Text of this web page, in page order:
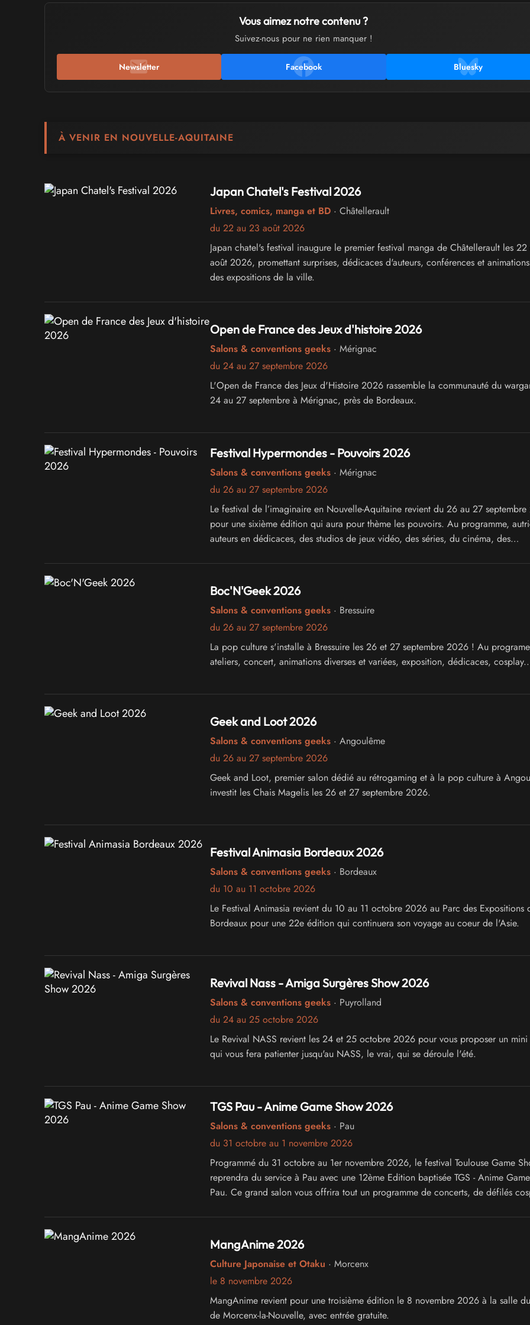
Vous aimez notre contenu ?
Suivez-nous pour ne rien manquer !
Newsletter Facebook Bluesky
À VENIR EN NOUVELLE-AQUITAINE
Japan Chatel's Festival 2026
Livres, comics, manga et BD· Châtellerault
du 22 au 23 août 2026
Japan chatel's festival inaugure le premier festival manga de Châtellerault les
août 2026, promettant surprises, dédicaces d'auteurs, conférences et
des expositions de la ville.
Open de France des Jeux d'histoire 2026
Salons & conventions geeks· Mérignac
du 24 au 27 septembre 2026
L'Open de France des Jeux d'Histoire 2026 rassemble la communauté du
24 au 27 septembre à Mérignac, près de Bordeaux.
Festival Hypermondes - Pouvoirs 2026
Salons & conventions geeks· Mérignac
du 26 au 27 septembre 2026
Le festival de l’imaginaire en Nouvelle-Aquitaine revient du 26 au 27
pour une sixième édition qui aura pour thème les pouvoirs. Au programme,
auteurs en dédicaces, des studios de jeux vidéo, des séries, du cinéma, des
Boc'N'Geek 2026
Salons & conventions geeks· Bressuire
du 26 au 27 septembre 2026
La pop culture s'installe à Bressuire les 26 et 27 septembre 2026 ! Au
ateliers, concert, animations diverses et variées, exposition, dédicaces,
Geek and Loot 2026
Salons & conventions geeks· Angoulême
du 26 au 27 septembre 2026
Geek and Loot, premier salon dédié au rétrogaming et à la pop culture à
investit les Chais Magelis les 26 et 27 septembre 2026.
Festival Animasia Bordeaux 2026
Salons & conventions geeks· Bordeaux
du 10 au 11 octobre 2026
Le Festival Animasia revient du 10 au 11 octobre 2026 au Parc des Expositions de
Bordeaux pour une 22e édition qui continuera son voyage au coeur de l'Asie.
Revival Nass - Amiga Surgères Show 2026
Salons & conventions geeks· Puyrolland
du 24 au 25 octobre 2026
Le Revival NASS revient les 24 et 25 octobre 2026 pour vous proposer un mini
qui vous fera patienter jusqu'au NASS, le vrai, qui se déroule l'été.
TGS Pau - Anime Game Show 2026
Salons & conventions geeks· Pau
du 31 octobre au 1 novembre 2026
Programmé du 31 octobre au 1er novembre 2026, le festival Toulouse Game
reprendra du service à Pau avec une 12ème Edition baptisée TGS - Anime
Pau. Ce grand salon vous offrira tout un programme de concerts, de défilés
et des quiz.
MangAnime 2026
Culture Japonaise et Otaku · Morcenx
le 8 novembre 2026
MangAnime revient pour une troisième édition le 8 novembre 2026 à la salle
de Morcenx-la-Nouvelle, avec entrée gratuite.